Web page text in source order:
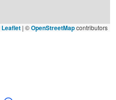
Leaflet | ©OpenStreetMapcontributors